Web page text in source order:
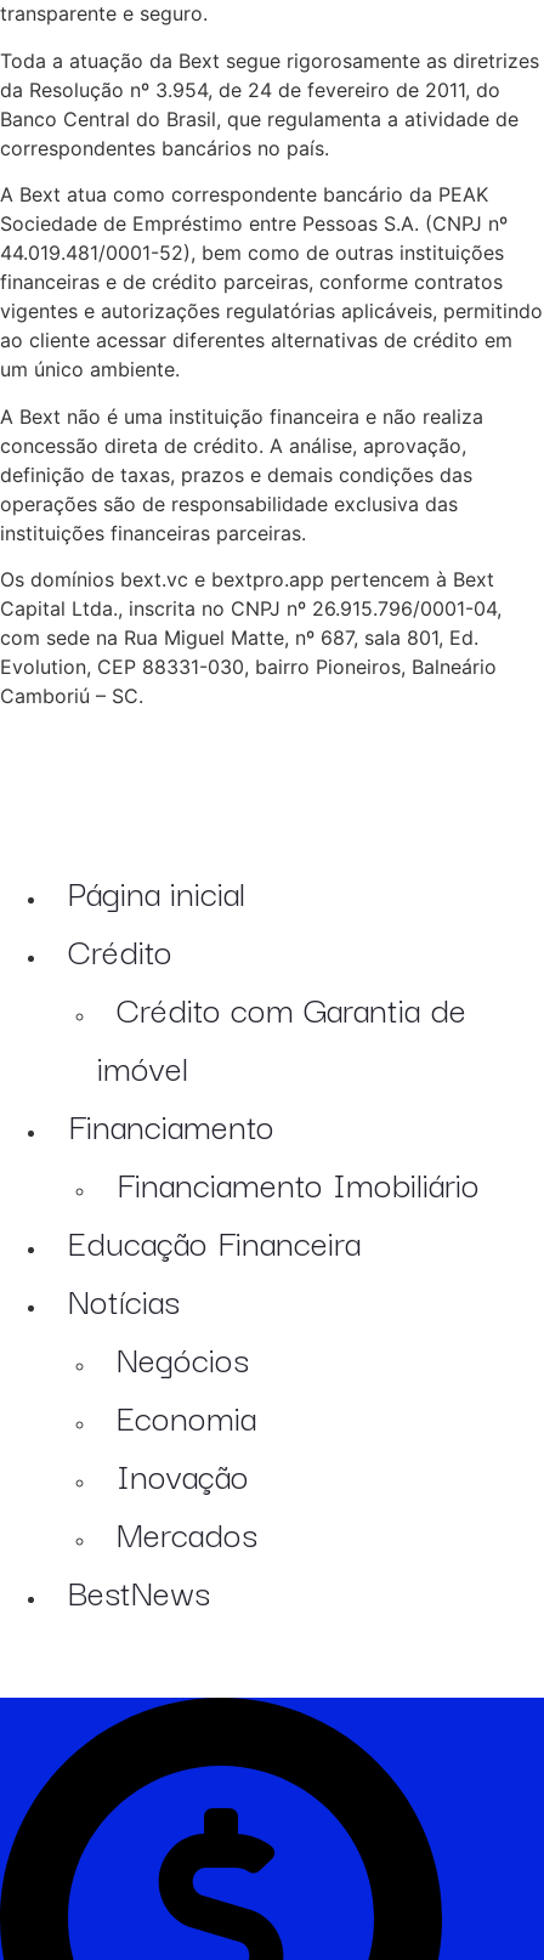
transparente e seguro.
Toda a atuação da Bext segue rigorosamente as diretrizes
da Resolução nº 3.954, de 24 de fevereiro de 2011, do
Banco Central do Brasil, que regulamenta a atividade de
correspondentes bancários no país.
A Bext atua como correspondente bancário da PEAK
Sociedade de Empréstimo entre Pessoas S.A. (CNPJ nº
44.019.481/0001-52), bem como de outras instituições
financeiras e de crédito parceiras, conforme contratos
vigentes e autorizações regulatórias aplicáveis, permitindo
ao cliente acessar diferentes alternativas de crédito em
um único ambiente.
A Bext não é uma instituição financeira e não realiza
concessão direta de crédito. A análise, aprovação,
definição de taxas, prazos e demais condições das
operações são de responsabilidade exclusiva das
instituições financeiras parceiras.
Os domínios bext.vc e bextpro.app pertencem à Bext
Capital Ltda., inscrita no CNPJ nº 26.915.796/0001-04,
com sede na Rua Miguel Matte, nº 687, sala 801, Ed.
Evolution, CEP 88331-030, bairro Pioneiros, Balneário
Camboriú – SC.
Página inicial
Crédito
Crédito com Garantia de
imóvel
Financiamento
Financiamento Imobiliário
Educação Financeira
Notícias
Negócios
Economia
Inovação
Mercados
BestNews